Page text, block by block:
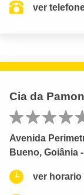
ver
Cia da
Avenida
Bueno, Goiânia
ver horario